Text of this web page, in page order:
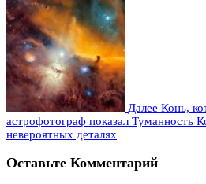
Далее Конь,
астрофотограф показал Туманность
невероятных деталях
Оставьте Комментарий